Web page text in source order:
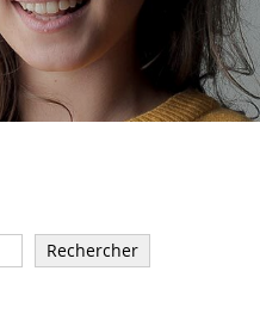
9H - 16H
20H
9H - 13HRechercher